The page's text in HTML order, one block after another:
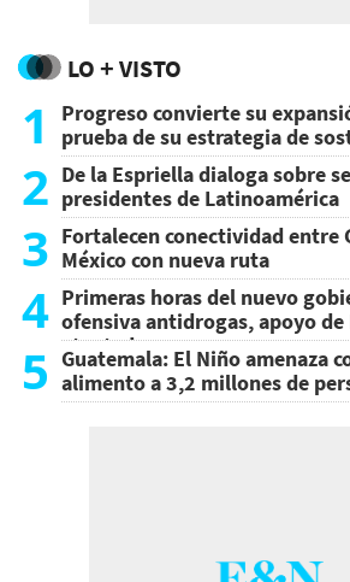
LO + VISTO
1
Progreso convierte su
prueba de su estrategia de
2 De la Espriella dialoga sobre
presidentes de Latinoamérica
3 Fortalecen conectividad entre
México con nueva ruta
4 Primeras horas del nuevo
ofensiva antidrogas, apoyo de
atentado
5 Guatemala: El Niño amenaza
alimento a 3,2 millones de